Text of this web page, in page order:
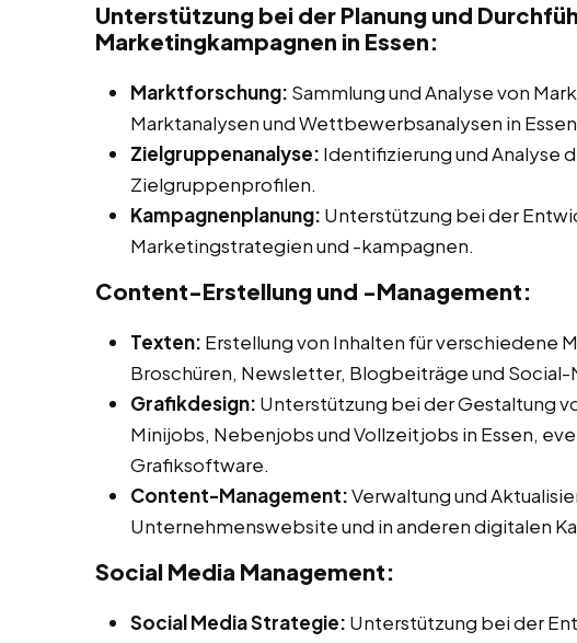
Unterstützung bei der Planung und
Marketingkampagnen in Essen:
Marktforschung: Sammlung und Analyse von
Marktanalysen und Wettbewerbsanalysen in
Zielgruppenanalyse: Identifizierung und Analyse
Zielgruppenprofilen.
Kampagnenplanung: Unterstützung bei der
Marketingstrategien und -kampagnen.
Content-Erstellung und -Management:
Texten: Erstellung von Inhalten für verschiedene
Broschüren, Newsletter, Blogbeiträge und Social-
Grafikdesign: Unterstützung bei der Gestaltung
Minijobs, Nebenjobs und Vollzeitjobs in Essen,
Grafiksoftware.
Content-Management:Verwaltung und
Unternehmenswebsite und in anderen digitalen
Social Media Management:
Social Media Strategie: Unterstützung bei der